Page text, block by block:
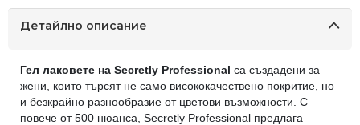
Детайлно описание
Гел лаковете на Secretly Professional са създадени за
жени, които търсят не само висококачествено покритие, но
и безкрайно разнообразие от цветови възможности. С
повече от 500 нюанса, Secretly Professional предлага